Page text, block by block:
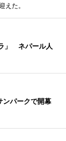
た。
」 ネパール人
ンパークで開幕